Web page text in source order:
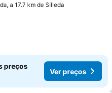
a 17.7 km de Silleda
preços
Ver preços